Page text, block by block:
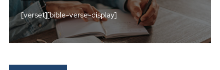
[verset][bible-verse-display]